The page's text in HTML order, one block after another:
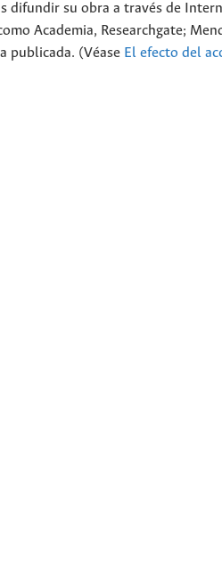
difundir su obra a través de
Academia, Researchgate;
publicada. (Véase El efecto del